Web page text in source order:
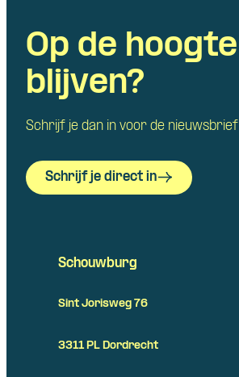
Op de hoogte
blijven?
Schrijf je dan in voor de nieuwsbrief
Schrijf je direct in
Schouwburg
Sint Jorisweg 76
3311 PL Dordrecht